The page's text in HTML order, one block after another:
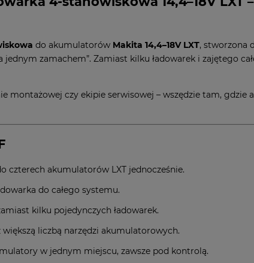
do akumulatorów Makita 14,4–18V LXT, stworzona
zamachem”. Zamiast kilku ładowarek i zajętego
montażowej czy ekipie serwisowej – wszędzie tam,
czterech akumulatorów LXT jednocześnie.
do całego systemu.
kilku pojedynczych ładowarek.
liczbą narzędzi akumulatorowych.
w jednym miejscu, zawsze pod kontrolą.